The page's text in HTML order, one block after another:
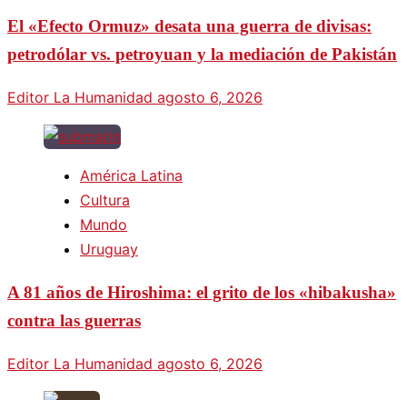
El «Efecto Ormuz» desata una guerra de divisas:
petrodólar vs. petroyuan y la mediación de Pakistán
Editor La Humanidad agosto 6, 2026
América Latina
Cultura
Mundo
Uruguay
A 81 años de Hiroshima: el grito de los «hibakusha»
contra las guerras
Editor La Humanidad agosto 6, 2026